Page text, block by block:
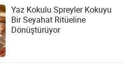
Yaz Kokulu Spreyler Kokuyu
Bir Seyahat Ritüeline
Dönüştürüyor